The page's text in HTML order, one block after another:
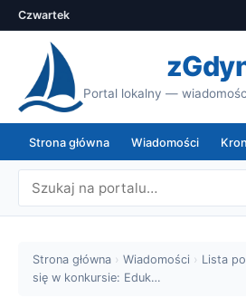
Czwartek
Portal lokalny —
Strona główna Wiadomości
Strona główna › Wiadomości › Lista
się w konkursie: Eduk…